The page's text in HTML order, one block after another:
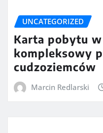
UNCATEGORIZED
Karta pobytu w
kompleksowy
cudzoziemców
Marcin Redlarski